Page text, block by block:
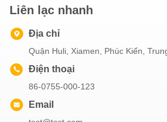
Liên lạc nhanh
Địa chỉ
Quận Huli, Xiamen, Phúc Kiến,
Điện thoại
86-0755-000-123
Email